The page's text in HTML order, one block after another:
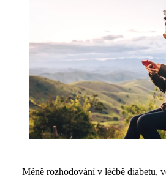
Méně rozhodování v léčbě diabetu,